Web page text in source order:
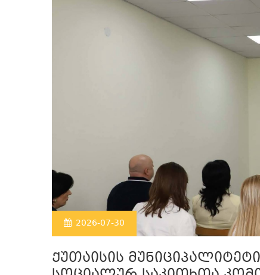
2026-07-30
ქუთაისის